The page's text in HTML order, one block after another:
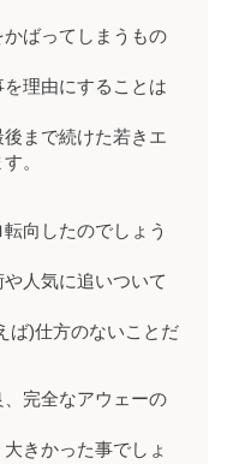
ばってしまうもの
理由にすることは
まで続けた若きエ
。
向したのでしょう
人気に追いついて
ば)仕方のないことだ
完全なアウェーの
きかった事でしょ